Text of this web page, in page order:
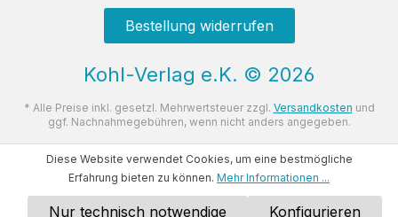
Bestellung widerrufen
Kohl-Verlag e.K. © 2026
* Alle Preise inkl. gesetzl. Mehrwertsteuer zzgl. Versandkosten und
ggf. Nachnahmegebühren, wenn nicht anders angegeben.
Diese Website verwendet Cookies, um eine bestmögliche
Erfahrung bieten zu können. Mehr Informationen ...
Nur technisch notwendige Konfigurieren